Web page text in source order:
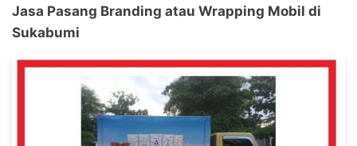
Jasa Pasang Branding atau Wrapping Mobil di
Sukabumi